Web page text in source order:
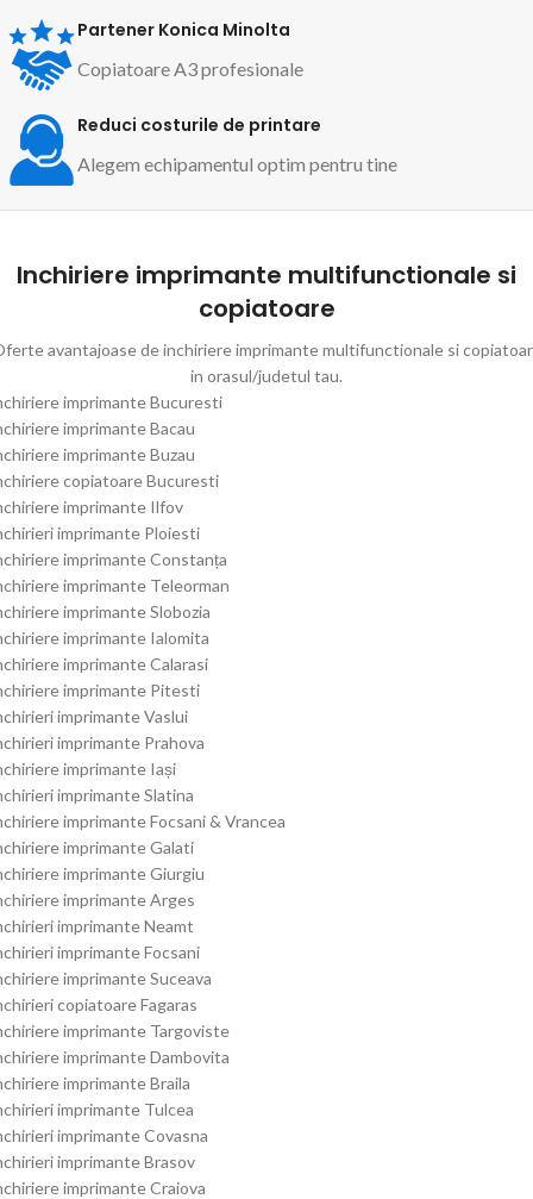
Partener Konica Minolta
Copiatoare A3 profesionale
Reduci costurile de printare
Alegem echipamentul optim pentru tine
Inchiriere imprimante multifunctionale si
copiatoare
avantajoase de inchiriere imprimante multifunctionale si
in orasul/judetul tau.
imprimante Bucuresti
imprimante Bacau
imprimante Buzau
copiatoare Bucuresti
imprimante Ilfov
imprimante Ploiesti
imprimante Constanța
imprimante Teleorman
imprimante Slobozia
imprimante Ialomita
imprimante Calarasi
imprimante Pitesti
imprimante Vaslui
imprimante Prahova
imprimante Iași
imprimante Slatina
imprimante Focsani & Vrancea
imprimante Galati
imprimante Giurgiu
imprimante Arges
imprimante Neamt
imprimante Focsani
imprimante Suceava
copiatoare Fagaras
imprimante Targoviste
imprimante Dambovita
imprimante Braila
imprimante Tulcea
imprimante Covasna
imprimante Brasov
imprimante Craiova